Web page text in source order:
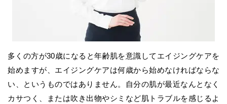
多くの方が30歳になると年齢肌を意識してエイジングケアを
始めますが、エイジングケアは何歳から始めなければならな
い、というものではありません。自分の肌が最近なんとなく
カサつく、または吹き出物やシミなど肌トラブルを感じるよ